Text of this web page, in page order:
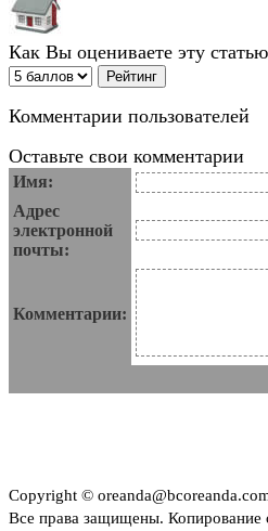
Как Вы оцениваете эту
Комментарии пользователей
Оставьте свои комментарии
Имя:
Адрес
электронной
почты:
Комментарии:
Copyright ©
Все права защищены. Копирование